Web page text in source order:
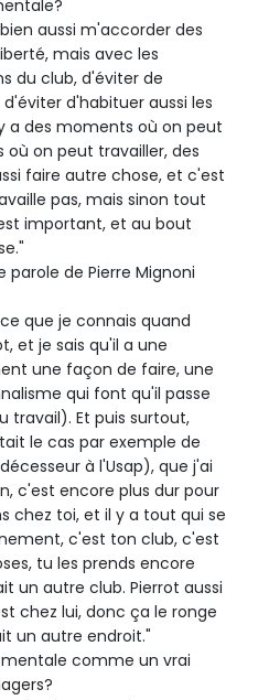
aussi m'accorder des
mais avec les
du club, d'éviter de
d'habituer aussi les
a des moments où on peut
on peut travailler, des
faire autre chose, et c'est
pas, mais sinon tout
important, et au bout
parole de Pierre Mignoni
que je connais quand
et je sais qu'il a une
une façon de faire, une
qui font qu'il passe
travail). Et puis surtout,
le cas par exemple de
à l'Usap), que j'ai
c'est encore plus dur pour
chez toi, et il y a tout qui se
c'est ton club, c'est
tu les prends encore
un autre club. Pierrot aussi
chez lui, donc ça le ronge
un autre endroit."
comme un vrai